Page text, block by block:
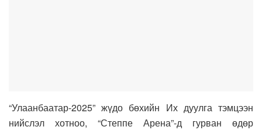
“Улаанбаатар-2025” жүдо бөхийн Их дуулга тэмцээн
нийслэл хотноо, “Степпе Арена”-д гурван өдөр